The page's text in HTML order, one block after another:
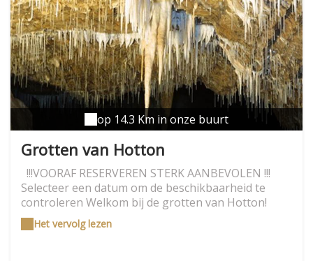
schuilplaats (een kunstwerk gemaakt door een
Belgische kunstenaar) of niet ver weg opgesteld.
Schuilplaatsen en bivakplaatsen zijn alleen bedoeld
voor wandelaars. De boscode is van toepassing en
niet-naleving leidt tot toekenning van boetes (zie
verkoopvoorwaarden). Enkel de bivakzones zijn
toegankelijk op reservatie. Voor
kunstopvangcentra geldt: wie het eerst komt, het
op 14.3 Km in onze buurt
Grotten van Hotton
!!!VOORAF RESERVEREN STERK AANBEVOLEN !!!
Selecteer een datum om de beschikbaarheid te
controleren Welkom bij de grotten van Hotton!
Uitzonderlijk natuurlijk erfgoed van Wallonië, de
grotten van Hotton zijn de enige die volledig
Het vervolg lezen